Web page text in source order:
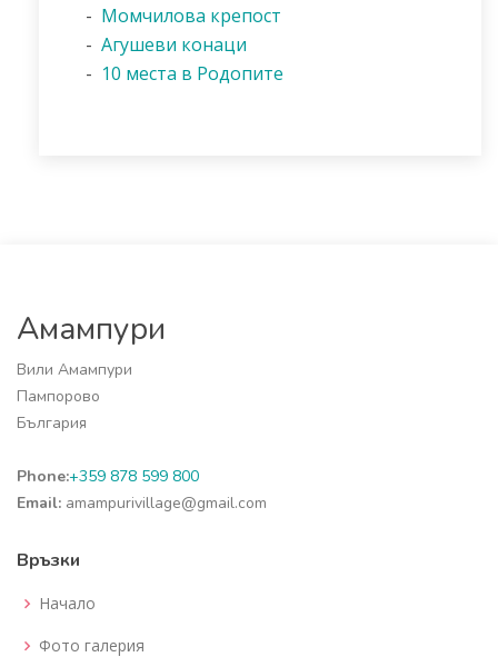
- Момчилова крепост
- Агушеви конаци
- 10 места в Родопите
Амампури
Вили Амампури
Пампорово
България
Phone:+359 878 599 800
Email: amampurivillage@gmail.com
Връзки
Начало
Фото галерия